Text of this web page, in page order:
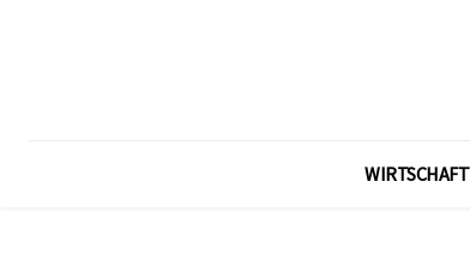
WIRTSCHAFT